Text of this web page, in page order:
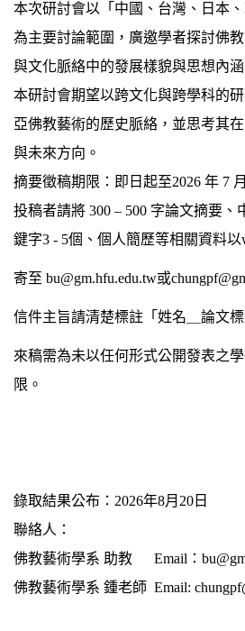
本次研討會以「中國、台灣、日本
為主要討論範圍，廣邀學者探討佛
與文化脈絡中的發展樣貌與思想內涵
本研討會期望以跨文化與跨學科的
亞佛教藝術的歷史脈絡，並思考其
與未來方向。
摘要徵稿期限：即日起至2026 年 7
投稿者請將 300 – 500 字論文摘要、
鍵字3 - 5個、個人簡歷等相關資料以
寄至 bu@gm.hfu.edu.tw或
信件主旨請清楚標註「姓名＿論文
來稿需為未以任何形式公開發表之
限。
錄取結果公布：2026年8月20日
聯絡人：
佛教藝術學系 助教 Email：
佛教藝術學系 鍾老師 Email: